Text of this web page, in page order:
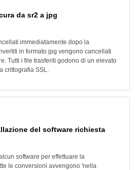
da sr2 a jpg
immediatamente dopo la
in formato jpg vengono cancellati
Tutti i file trasferiti godono di un elevato
crittografia SSL.
del software richiesta
software per effettuare la
le conversioni avvengono 'nella